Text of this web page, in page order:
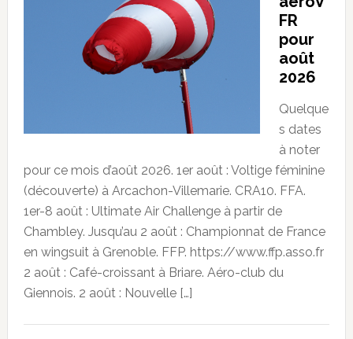
FR
pour
août
2026
Quelque
s dates
à noter
pour ce mois d’août 2026. 1er août : Voltige féminine
(découverte) à Arcachon-Villemarie. CRA10. FFA.
1er-8 août : Ultimate Air Challenge à partir de
Chambley. Jusqu’au 2 août : Championnat de France
en wingsuit à Grenoble. FFP. https://www.ffp.asso.fr
2 août : Café-croissant à Briare. Aéro-club du
Giennois. 2 août : Nouvelle […]